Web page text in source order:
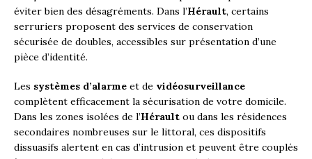
éviter bien des désagréments. Dans l’Hérault, certains
serruriers proposent des services de conservation
sécurisée de doubles, accessibles sur présentation d’une
pièce d’identité.
Les systèmes d’alarme et de vidéosurveillance
complètent efficacement la sécurisation de votre domicile.
Dans les zones isolées de l’Hérault ou dans les résidences
secondaires nombreuses sur le littoral, ces dispositifs
dissuasifs alertent en cas d’intrusion et peuvent être couplés